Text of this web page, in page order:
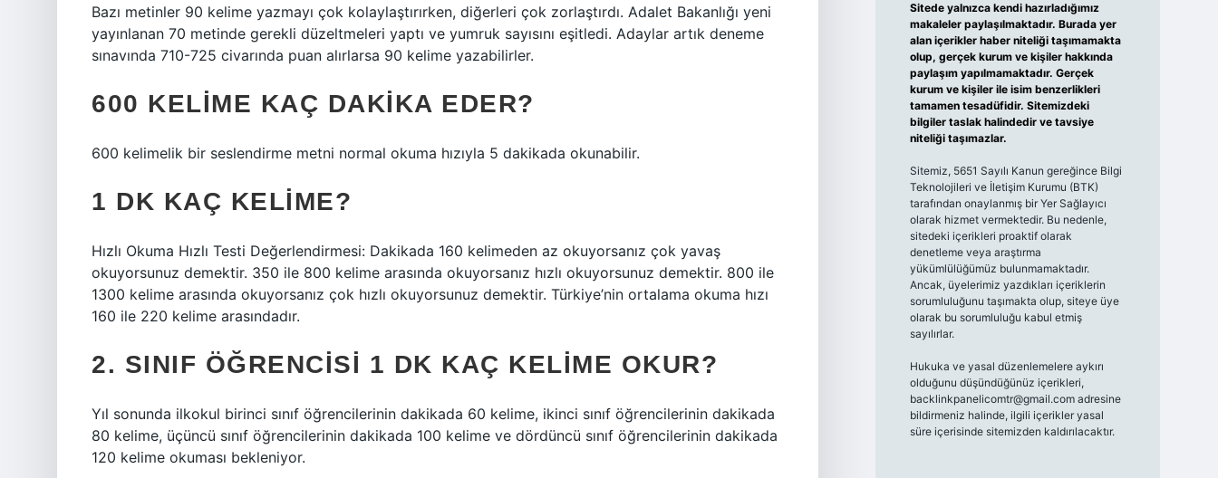
Bazı metinler 90 kelime yazmayı çok kolaylaştırırken, diğerleri çok zorlaştırdı. Adalet Bakanlığı yeni
yayınlanan 70 metinde gerekli düzeltmeleri yaptı ve yumruk sayısını eşitledi. Adaylar artık deneme
sınavında 710-725 civarında puan alırlarsa 90 kelime yazabilirler.
600 KELIME KAÇ DAKIKA EDER?
600 kelimelik bir seslendirme metni normal okuma hızıyla 5 dakikada okunabilir.
1 DK KAÇ KELIME?
Hızlı Okuma Hızlı Testi Değerlendirmesi: Dakikada 160 kelimeden az okuyorsanız çok yavaş
okuyorsunuz demektir. 350 ile 800 kelime arasında okuyorsanız hızlı okuyorsunuz demektir. 800 ile
1300 kelime arasında okuyorsanız çok hızlı okuyorsunuz demektir. Türkiye’nin ortalama okuma hızı
160 ile 220 kelime arasındadır.
2. SINIF ÖĞRENCISI 1 DK KAÇ KELIME OKUR?
Yıl sonunda ilkokul birinci sınıf öğrencilerinin dakikada 60 kelime, ikinci sınıf öğrencilerinin dakikada
80 kelime, üçüncü sınıf öğrencilerinin dakikada 100 kelime ve dördüncü sınıf öğrencilerinin dakikada
120 kelime okuması bekleniyor.
Sitede yalnızca kendi hazırladığımız
makaleler paylaşılmaktadır. Burada yer
alan içerikler haber niteliği taşımamakta
olup, gerçek kurum ve kişiler hakkında
paylaşım yapılmamaktadır. Gerçek
kurum ve kişiler ile isim benzerlikleri
tamamen tesadüfidir. Sitemizdeki
bilgiler taslak halindedir ve tavsiye
niteliği taşımazlar.
Sitemiz, 5651 Sayılı Kanun gereğince Bilgi
Teknolojileri ve İletişim Kurumu (BTK)
tarafından onaylanmış bir Yer Sağlayıcı
olarak hizmet vermektedir. Bu nedenle,
sitedeki içerikleri proaktif olarak
denetleme veya araştırma
yükümlülüğümüz bulunmamaktadır.
Ancak, üyelerimiz yazdıkları içeriklerin
sorumluluğunu taşımakta olup, siteye üye
olarak bu sorumluluğu kabul etmiş
sayılırlar.
Hukuka ve yasal düzenlemelere aykırı
olduğunu düşündüğünüz içerikleri,
backlinkpanelicomtr@gmail.comadresine
bildirmeniz halinde, ilgili içerikler yasal
süre içerisinde sitemizden kaldırılacaktır.